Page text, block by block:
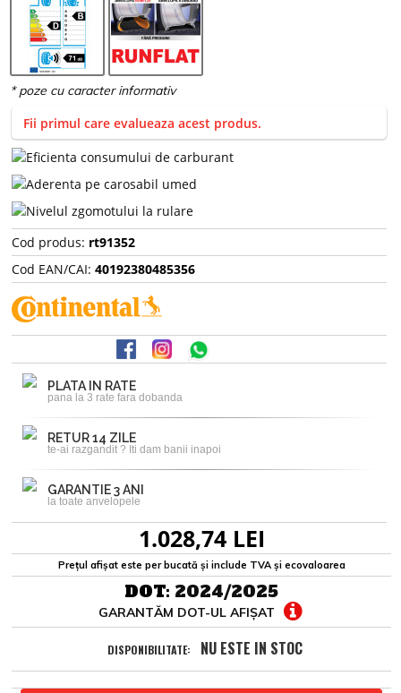
Fii primul care evalueaza acest produs.
Cod produs: rt91352
Cod EAN/CAI: 40192380485356
PLATA IN RATE
pana la 3 rate fara dobanda
RETUR 14 ZILE
te-ai razgandit ? Iti dam banii inapoi
GARANTIE 3 ANI
la toate anvelopele
1.028,74 LEI
Prețul afișat este per bucată și include TVA și ecovaloarea
DOT: 2024/2025
GARANTĂM DOT-UL AFIȘAT
DISPONIBILITATE: NU ESTE IN STOC